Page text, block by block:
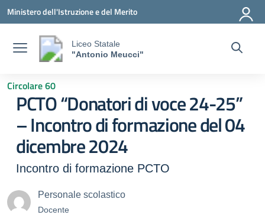
Vai ai contenuti
Vai al menu di navigazione
Vai al footer
Ministero dell'Istruzione e del Merito
Liceo Statale
"Antonio Meucci"
Circolare 60
PCTO “Donatori di voce 24-25”
– Incontro di formazione del 04
dicembre 2024
Incontro di formazione PCTO
Personale scolastico
Docente